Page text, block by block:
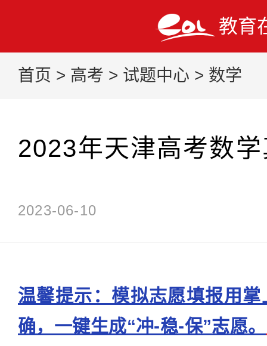
教育
首页 > 高考 > 试题中心 > 数学
2023年天津高考数
2023-06-10
温馨提示：模拟志愿填报用
确，一键生成“冲-稳-保”志愿。